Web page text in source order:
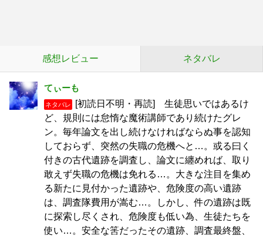
感想レビュー ネタバレ
てぃーも
ネタバレ
[初読日不明・再読] 生徒思いではあるけ
ど、規則には怠惰な魔術講師であり続けたグレ
ン。毎年論文を出し続けなければならぬ事を認知
しておらず、突然の失職の危機へと…。或る曰く
付きの古代遺跡を調査し、論文に纏めれば、取り
敢えず失職の危機は免れる…。大きな注目を集め
る新たに見付かった遺跡や、危険度の高い遺跡
は、調査隊費用が嵩む…。しかし、件の遺跡は既
に探索し尽くされ、危険度も低い為、生徒たちを
使い…。安全な筈だったその遺跡、調査最終盤、